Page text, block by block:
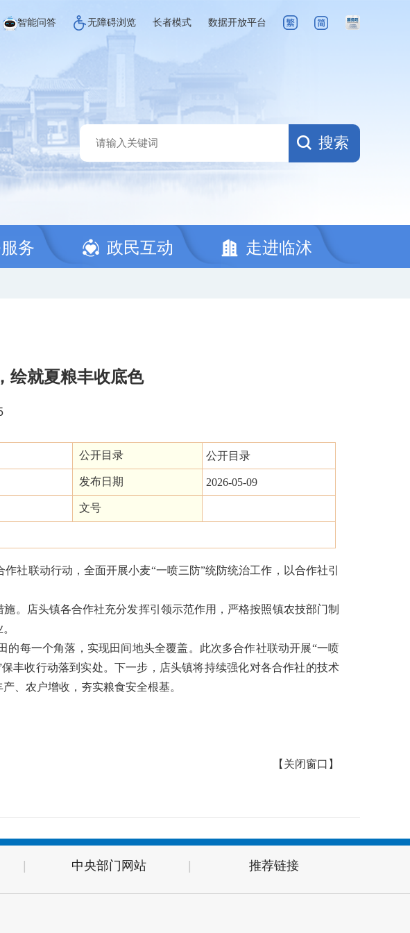
智能问答 无障碍浏览 长者模式 数据开放平台
搜索
务 政民互动 走进临沭
绘就夏粮丰收底色
公开目录 公开目录
发布日期 2026-05-09
文号
社联动行动，全面开展小麦“一喷三防”统防统治工作，以合作社引
。店头镇各合作社充分发挥引领示范作用，严格按照镇农技部门制
每一个角落，实现田间地头全覆盖。此次多合作社联动开展“一喷
丰收行动落到实处。下一步，店头镇将持续强化对各合作社的技术
、农户增收，夯实粮食安全根基。
【 关闭窗口 】
中央部门网站 推荐链接